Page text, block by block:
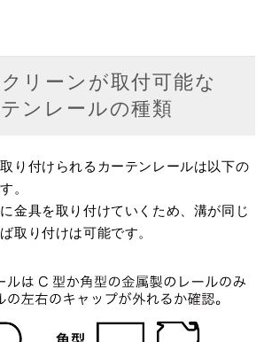
リーンが取付可能な
ンレールの種類
り付けられるカーテンレールは以下の
。
金具を取り付けていくため、溝が同じ
取り付けは可能です。